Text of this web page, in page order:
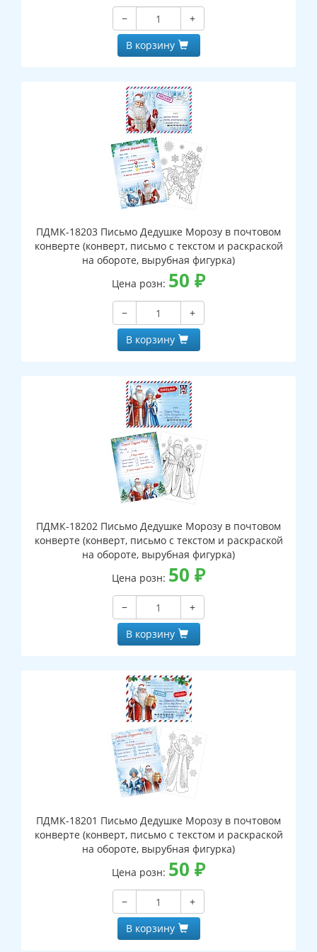
−
+
В корзину
ПДМК-18203 Письмо Дедушке Морозу в почтовом
конверте (конверт, письмо с текстом и раскраской
на обороте, вырубная фигурка)
Цена розн: 50 ₽
−
+
В корзину
ПДМК-18202 Письмо Дедушке Морозу в почтовом
конверте (конверт, письмо с текстом и раскраской
на обороте, вырубная фигурка)
Цена розн: 50 ₽
−
+
В корзину
ПДМК-18201 Письмо Дедушке Морозу в почтовом
конверте (конверт, письмо с текстом и раскраской
на обороте, вырубная фигурка)
Цена розн: 50 ₽
−
+
В корзину